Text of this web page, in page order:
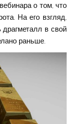
о том, что
На его взгляд,
в свой
раньше.